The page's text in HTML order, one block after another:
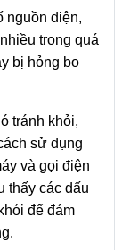
nguồn điện,
trong quá
bị hỏng bo
tránh khỏi,
sử dụng
và gọi điện
thấy các dấu
để đảm